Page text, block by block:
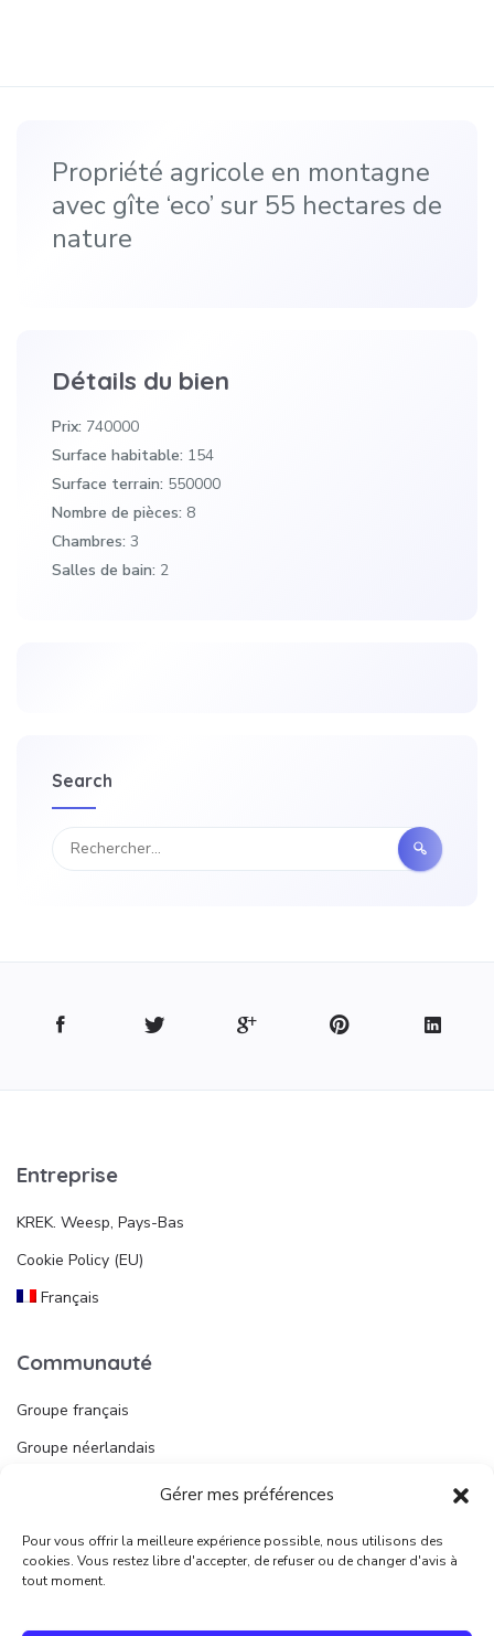
Gérer mes préférences
Pour vous offrir la meilleure expérience possible, nous utilisons des
cookies. Vous restez libre d'accepter, de refuser ou de changer d'avis à
tout moment.
Propriété agricole en montagne
avec gîte ‘eco’ sur 55 hectares de
nature
Détails du bien
Prix: 740000
Surface habitable: 154
Surface terrain: 550000
Nombre de pièces: 8
Chambres: 3
Salles de bain: 2
Search
Entreprise
KREK. Weesp, Pays-Bas
Cookie Policy (EU)
Français
Communauté
Groupe français
Groupe néerlandais
Publier une annonce
Juridique